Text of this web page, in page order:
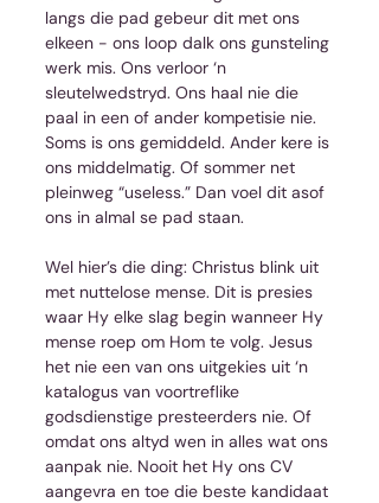
langs die pad gebeur dit met ons
elkeen - ons loop dalk ons gunsteling
werk mis. Ons verloor ‘n
sleutelwedstryd. Ons haal nie die
paal in een of ander kompetisie nie.
Soms is ons gemiddeld. Ander kere is
ons middelmatig. Of sommer net
pleinweg “useless.” Dan voel dit asof
ons in almal se pad staan.
Wel hier’s die ding: Christus blink uit
met nuttelose mense. Dit is presies
waar Hy elke slag begin wanneer Hy
mense roep om Hom te volg. Jesus
het nie een van ons uitgekies uit ‘n
katalogus van voortreflike
godsdienstige presteerders nie. Of
omdat ons altyd wen in alles wat ons
aanpak nie. Nooit het Hy ons CV
aangevra en toe die beste kandidaat